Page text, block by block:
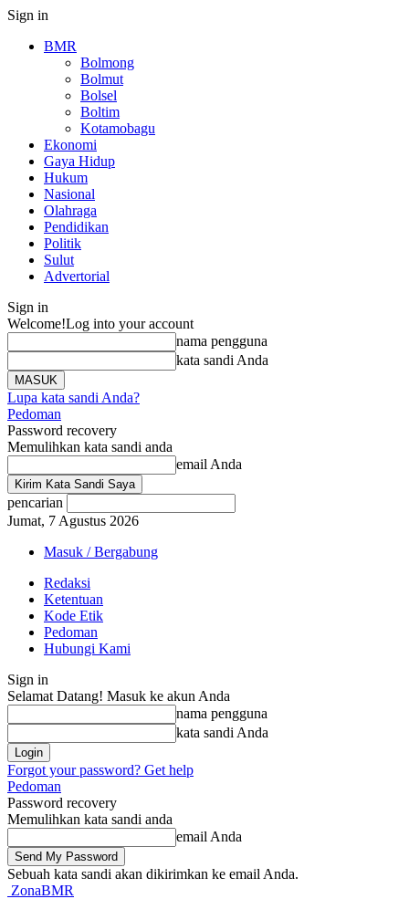
Sign in
BMR
Bolmong
Bolmut
Bolsel
Boltim
Kotamobagu
Ekonomi
Gaya Hidup
Hukum
Nasional
Olahraga
Pendidikan
Politik
Sulut
Advertorial
Sign in
Welcome!Log into your account
nama pengguna
kata sandi Anda
Lupa kata sandi Anda?
Pedoman
Password recovery
Memulihkan kata sandi anda
email Anda
pencarian
Jumat, 7 Agustus 2026
Masuk / Bergabung
Redaksi
Ketentuan
Kode Etik
Pedoman
Hubungi Kami
Sign in
Selamat Datang! Masuk ke akun Anda
nama pengguna
kata sandi Anda
Forgot your password? Get help
Pedoman
Password recovery
Memulihkan kata sandi anda
email Anda
Sebuah kata sandi akan dikirimkan ke email Anda.
ZonaBMR